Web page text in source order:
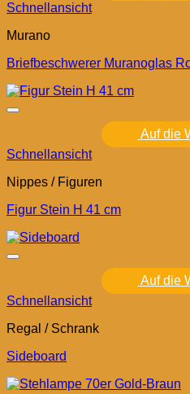
Schnellansicht
Murano
Briefbeschwerer Muranoglas
Auf die
Schnellansicht
Nippes / Figuren
Figur Stein H 41 cm
Auf die
Schnellansicht
Regal / Schrank
Sideboard